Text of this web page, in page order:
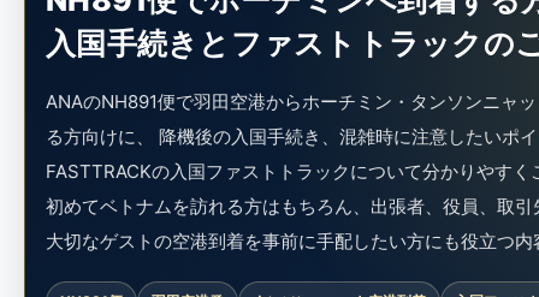
入国手続きとファストトラックの
ANAのNH891便で羽田空港からホーチミン・タンソンニャ
る方向けに、 降機後の入国手続き、混雑時に注意したいポ
FASTTRACKの入国ファストトラックについて分かりやすく
初めてベトナムを訪れる方はもちろん、出張者、役員、取
大切なゲストの空港到着を事前に手配したい方にも役立つ内